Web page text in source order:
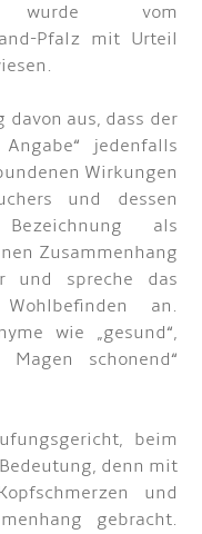
wurde vom
Pfalz mit Urteil
aus, dass der
jedenfalls
Wirkungen
und dessen
als
Zusammenhang
und spreche das
an.
wie „gesund“,
schonend“
beim
denn mit
und
gebracht.